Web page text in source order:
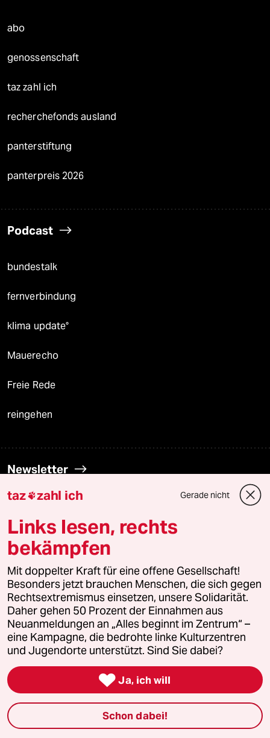
abo
genossenschaft
taz zahl ich
recherchefonds ausland
panterstiftung
panterpreis 2026
Podcast
bundestalk
fernverbindung
klima update°
Mauerecho
Freie Rede
reingehen
Newsletter
taz frisch
taz zahl ich
taz lab Infobrief
Veranstaltungen
Demnächst
Vor Ort
taz zahl ich Gerade nicht
Links lesen, rechts
bekämpfen
Mit doppelter Kraft für eine offene Gesellschaft!
Besonders jetzt brauchen Menschen, die sich gegen
Rechtsextremismus einsetzen, unsere Solidarität.
Daher gehen 50 Prozent der Einnahmen aus
Neuanmeldungen an „Alles beginnt im Zentrum“ –
eine Kampagne, die bedrohte linke Kulturzentren
und Jugendorte unterstützt. Sind Sie dabei?
 Ja, ich will
Schon dabei!